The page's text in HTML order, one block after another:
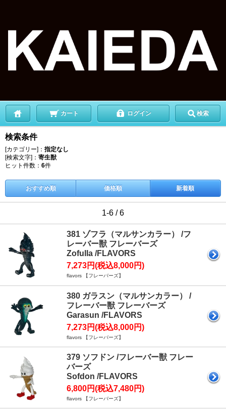
カート ログイン 検索
検索条件
[カテゴリー]： 指定なし
[検索文字]： 寄生獣
ヒット件数： 6件
おすすめ順 価格順 新着順
1-6 / 6
381 ゾフラ（マルサンカラー） /フ
レーバー獣 フレーバーズ
Zofulla /FLAVORS
7,273円(税込8,000円)
flavors 【フレーバーズ】
380 ガラスン（マルサンカラー） /
フレーバー獣 フレーバーズ
Garasun /FLAVORS
7,273円(税込8,000円)
flavors 【フレーバーズ】
379 ソフドン /フレーバー獣 フレー
バーズ
Sofdon /FLAVORS
6,800円(税込7,480円)
flavors 【フレーバーズ】